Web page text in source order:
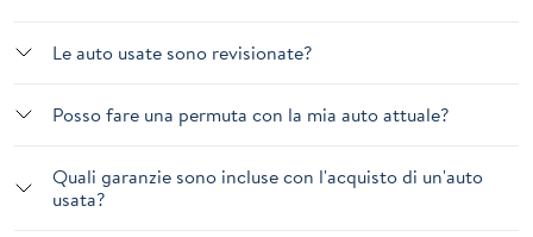
Le auto usate sono revisionate?
Posso fare una permuta con la mia auto attuale?
Quali garanzie sono incluse con l'acquisto di un'auto
usata?